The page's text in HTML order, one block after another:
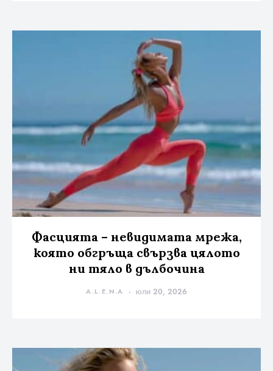
Фасцията – невидимата мрежа,
която обгръща свързва цялото
ни тяло в дълбочина
A.L.E.N.A юли 20, 2026